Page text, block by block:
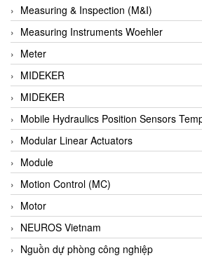
Basco
Baumer
Baumuller Vietnam
Baykee
BBC Bircher Smart Access
BCS ITALY
BEA SENSORS
Beacon Extender
Beckhoff
Bedook
Bei Sensor
Beijer
Measuring & Inspection (M&I)
Measuring Instruments Woehler
Meter
MIDEKER
MIDEKER
Mobile Hydraulics Position Sensors
Modular Linear Actuators
Module
Motion Control (MC)
Motor
NEUROS Vietnam
Nguồn dự phòng công nghiệp